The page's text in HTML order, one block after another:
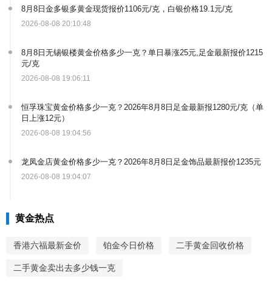
8月8日金多银多黄金现货报价1106元/克，白银价格19.1元/克
2026-08-08 20:10:48
8月8日无锡银楼黄金价格多少一克？单日暴涨25元,足金最新报价1215
元/克
2026-08-08 19:06:11
恒孚珠宝黄金价格多少一克？2026年8月8日足金最新报1280元/克（单
日上涨12元）
2026-08-08 19:04:56
龙凤金店黄金价格多少一克？2026年8月8日足金饰品最新报价1235元
2026-08-08 19:04:07
黄金热点
香港六福最新金价 铂金今日价格 二手黄金回收价格
二手黄金卖出去多少钱一克